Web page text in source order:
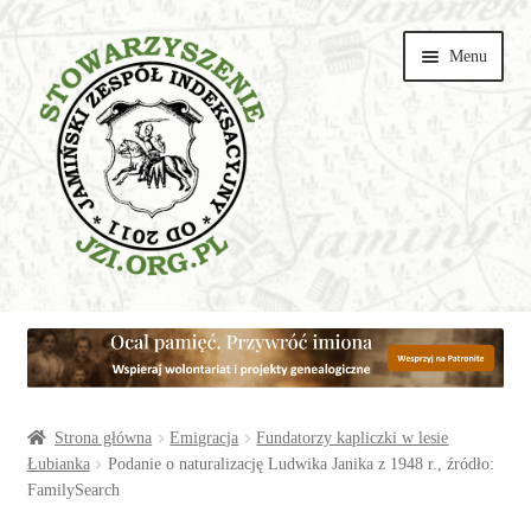
nawigacji
treści
Menu
Wspieraj
Parafie
Artykuły
Galerie
Strona główna Emigracja
Fundatorzy kapliczki w lesie
Łubianka
Podanie o naturalizację Ludwika Janika z 1948 r., źródło:
FamilySearch